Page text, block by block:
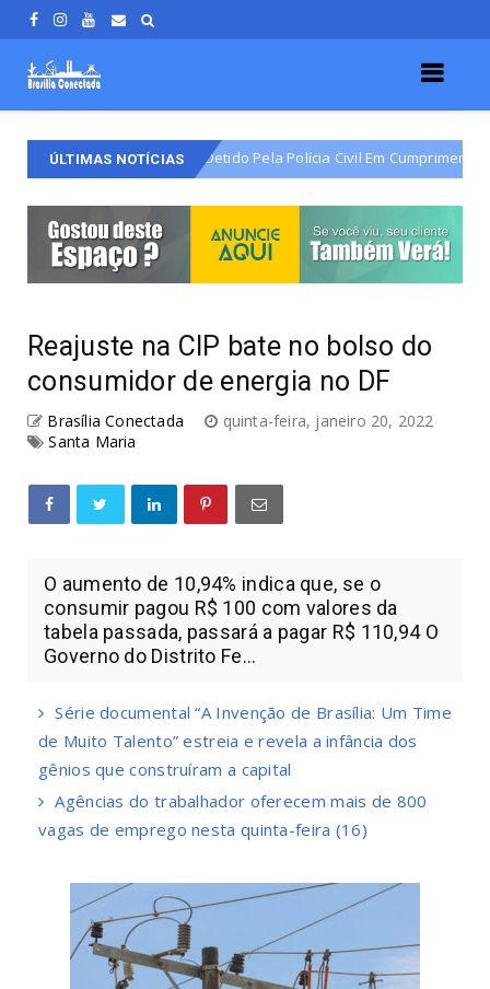
ÚLTIMAS NOTÍCIAS
Do Varjão É Detido Pela Polícia Civil Em Cumprimento De Mandado
Reajuste na CIP bate no bolso do
consumidor de energia no DF
Brasília Conectada
quinta-feira, janeiro 20, 2022
Santa Maria
O aumento de 10,94% indica que, se o
consumir pagou R$ 100 com valores da
tabela passada, passará a pagar R$ 110,94 O
Governo do Distrito Fe...
Série documental “A Invenção de Brasília: Um Time
de Muito Talento” estreia e revela a infância dos
gênios que construíram a capital
Agências do trabalhador oferecem mais de 800
vagas de emprego nesta quinta-feira (16)